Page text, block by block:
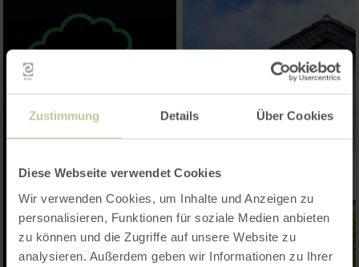
Zustimmung Details Über Cookies
Diese Webseite verwendet Cookies
Wir verwenden Cookies, um Inhalte und Anzeigen zu
personalisieren, Funktionen für soziale Medien anbieten
zu können und die Zugriffe auf unsere Website zu
analysieren. Außerdem geben wir Informationen zu Ihrer